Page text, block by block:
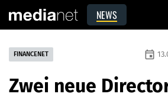
NEWS
FINANCENET event
Zwei neue